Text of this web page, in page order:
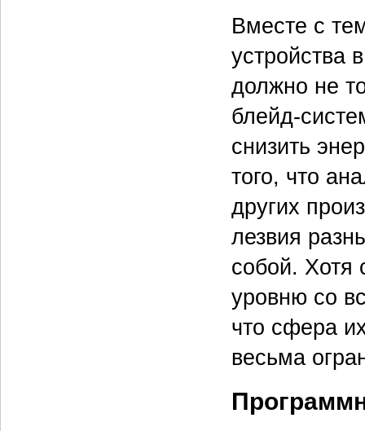
Вместе с
устройства
должно не
блейд-
снизить
того, что
других
лезвия
собой. Хотя
уровню со
что сфера
весьма